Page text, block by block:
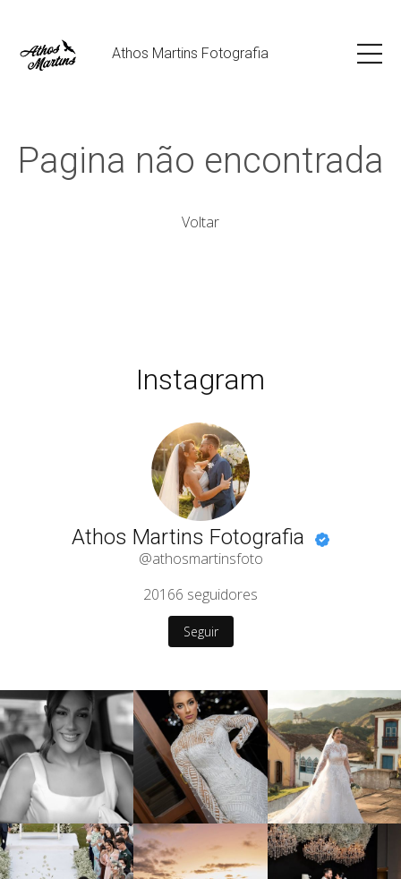
Athos Martins Fotografia
Pagina não encontrada
Voltar
Instagram
Athos Martins Fotografia
@athosmartinsfoto
20166 seguidores
Seguir